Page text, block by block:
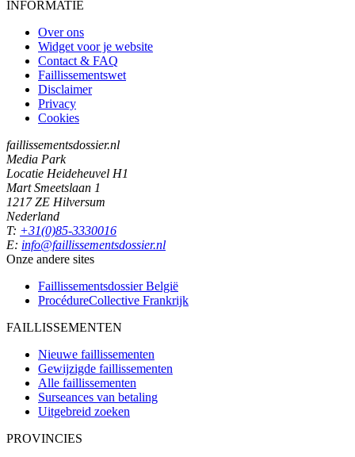
INFORMATIE
Over ons
Widget voor je website
Contact & FAQ
Faillissementswet
Disclaimer
Privacy
Cookies
faillissementsdossier.nl
Media Park
Locatie Heideheuvel H1
Mart Smeetslaan 1
1217 ZE Hilversum
Nederland
T: +31(0)85-3330016
E: info@faillissementsdossier.nl
Onze andere sites
Faillissementsdossier België
ProcédureCollective Frankrijk
FAILLISSEMENTEN
Nieuwe faillissementen
Gewijzigde faillissementen
Alle faillissementen
Surseances van betaling
Uitgebreid zoeken
PROVINCIES